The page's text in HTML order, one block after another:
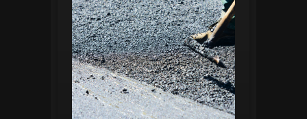
e corretiva. Com o auxílio do
geoprocessamento, é possível gerar
mapas detalhados que facilitam a
priorização de intervenções, otimizando
recursos e assegurando maior
durabilidade das vias. Relatórios
personalizáveis garantem transparência e
suporte na tomada de decisões
estratégicas.